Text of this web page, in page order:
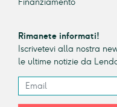
Finanziamento
Rimanete informati!
Iscrivetevi alla nostra
le ultime notizie da